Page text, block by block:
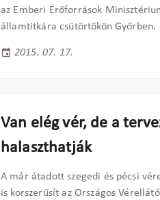
az Emberi Erőforrások
államtitkára csütörtökön Győrben.
2015. 07. 17.
Van elég vér, de a
halaszthatják
A már átadott szegedi és pécsi
is korszerűsít az Országos